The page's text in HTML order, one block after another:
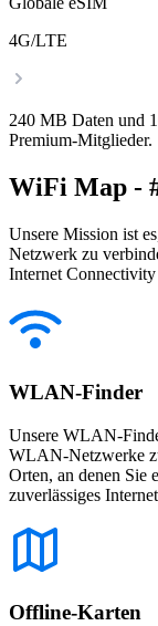
4G/LTE
240 MB Daten und
Premium-Mitglieder.
WiFi Map -
Unsere Mission ist
Netzwerk zu
Internet Connectivity
WLAN-Finder
Unsere WLAN-
WLAN-Netzwerke
Orten, an denen Sie
zuverlässiges
Offline-Karten